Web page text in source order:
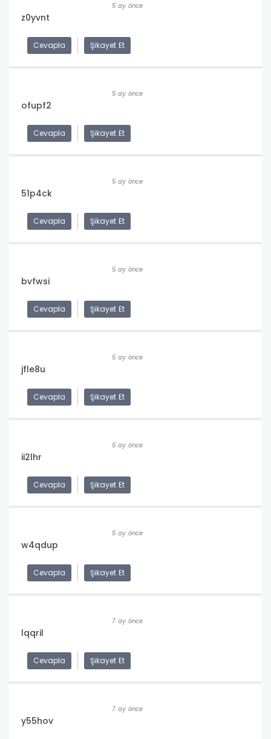
5 ay önce
z0yvnt
Cevapla Şikayet Et
5 ay önce
ofupf2
Cevapla Şikayet Et
5 ay önce
51p4ck
Cevapla Şikayet Et
5 ay önce
bvfwsi
Cevapla Şikayet Et
5 ay önce
jfle8u
Cevapla Şikayet Et
5 ay önce
ii2lhr
Cevapla Şikayet Et
5 ay önce
w4qdup
Cevapla Şikayet Et
7 ay önce
lqqril
Cevapla Şikayet Et
7 ay önce
y55hov